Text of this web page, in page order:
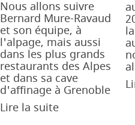
Nous allons suivre
Bernard Mure-Ravaud
et son équipe, à
l'alpage, mais aussi
dans les plus grands
restaurants des Alpes
et dans sa cave
d'affinage à Grenoble
Lire la suite